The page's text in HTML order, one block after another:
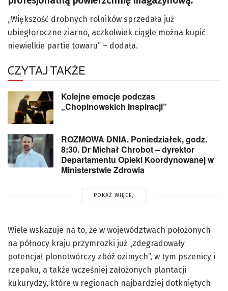
„Większość drobnych rolników sprzedała już
ubiegłoroczne ziarno, aczkolwiek ciągle można kupić
niewielkie partie towaru” – dodała.
CZYTAJ TAKŻE
Kolejne emocje podczas
„Chopinowskich Inspiracji”
ROZMOWA DNIA. Poniedziałek, godz.
8:30. Dr Michał Chrobot – dyrektor
Departamentu Opieki Koordynowanej w
Ministerstwie Zdrowia
POKAŻ WIĘCEJ
Wiele wskazuje na to, że w województwach położonych
na północy kraju przymrozki już „zdegradowały
potencjał plonotwórczy zbóż ozimych”, w tym pszenicy i
rzepaku, a także wcześniej założonych plantacji
kukurydzy, które w regionach najbardziej dotkniętych